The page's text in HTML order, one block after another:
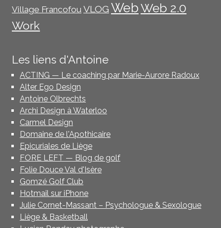
Village Francofou VLOG WebWeb 2.0
Work
Les liens d'Antoine
ACTING — Le coaching par Marie-Aurore Radoux
Alter Ego Design
Antoine Olbrechts
Archi Design à Waterloo
Carmel Design
Domaine de l'Apothicaire
Epicuriales de Liège
FORE LEFT — Blog de golf
Folie Douce Val d'Isère
Gomzé Golf Club
Hotmail sur iPhone
Julie Cornet-Massant – Psychologue & Sexologue
Liège & Basketball